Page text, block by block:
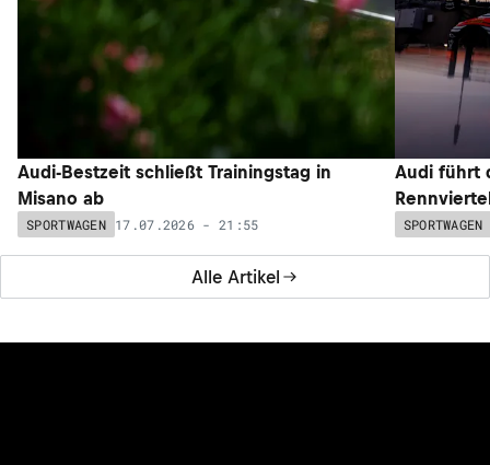
Alle Artikel
Audi-Bestzeit schließt Trainingstag in
Misano ab
SPORTWAGEN 17.07.2026 - 21:55
Audi führt
SPORTWAGEN